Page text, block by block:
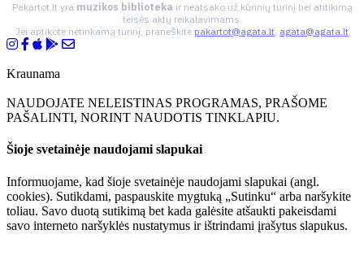
Pakartot.lt yra muzikos biblioteka ir neatsako už kūrinių turinį bei atitikimą
teisės aktų reikalavimams.
Jei aptikote netinkamą turinį, praneškite pakartot@agata.lt, agata@agata.lt
Kraunama
NAUDOJATE NELEISTINAS PROGRAMAS, PRAŠOME
PAŠALINTI, NORINT NAUDOTIS TINKLAPIU.
Šioje svetainėje naudojami slapukai
Informuojame, kad šioje svetainėje naudojami slapukai (angl.
cookies). Sutikdami, paspauskite mygtuką „Sutinku“ arba naršykite
toliau. Savo duotą sutikimą bet kada galėsite atšaukti pakeisdami
savo interneto naršyklės nustatymus ir ištrindami įrašytus slapukus.